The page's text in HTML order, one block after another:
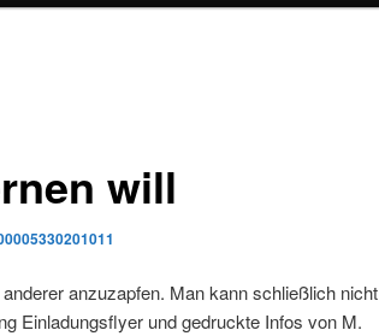
will
anzuzapfen. Man kann schließlich nicht
Einladungsflyer und gedruckte Infos von M.